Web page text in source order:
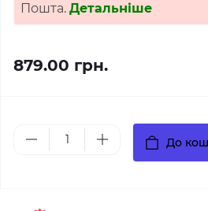
Пошта. Детальніше
879.00 грн.
До